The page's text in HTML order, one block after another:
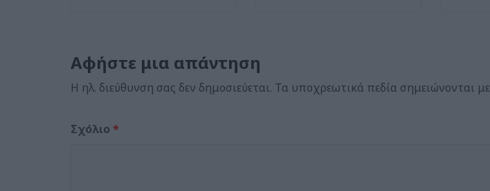
Αφήστε μια απάντηση
Η ηλ. διεύθυνση σας δεν δημοσιεύεται. Τα υποχρεωτικά πεδία σημειώνονται με
Σχόλιο *